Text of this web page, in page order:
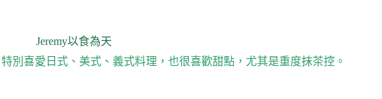
Jeremy以食為天
別喜愛日式、美式、義式料理，也很喜歡甜點，尤其是重度抹茶控。